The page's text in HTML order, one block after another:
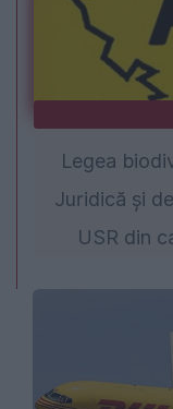
Legea
Juridică și
USR din